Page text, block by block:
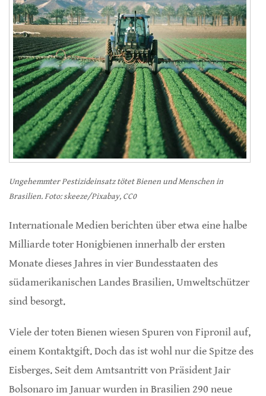
Ungehemmter Pestizideinsatz tötet Bienen und Menschen in
Brasilien. Foto: skeeze/Pixabay, CC0
Internationale Medien berichten über etwa eine halbe
Milliarde toter Honigbienen innerhalb der ersten
Monate dieses Jahres in vier Bundesstaaten des
südamerikanischen Landes Brasilien. Umweltschützer
sind besorgt.
Viele der toten Bienen wiesen Spuren von Fipronil auf,
einem Kontaktgift. Doch das ist wohl nur die Spitze des
Eisberges. Seit dem Amtsantritt von Präsident Jair
Bolsonaro im Januar wurden in Brasilien 290 neue